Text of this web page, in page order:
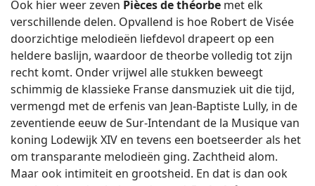
Ook hier weer zeven Pièces de théorbe met elk
verschillende delen. Opvallend is hoe Robert de Visée
doorzichtige melodieën liefdevol drapeert op een
heldere baslijn, waardoor de theorbe volledig tot zijn
recht komt. Onder vrijwel alle stukken beweegt
schimmig de klassieke Franse dansmuziek uit die tijd,
vermengd met de erfenis van Jean-Baptiste Lully, in de
zeventiende eeuw de Sur-Intendant de la Musique van
koning Lodewijk XIV en tevens een boetseerder als het
om transparante melodieën ging. Zachtheid alom.
Maar ook intimiteit en grootsheid. En dat is dan ook